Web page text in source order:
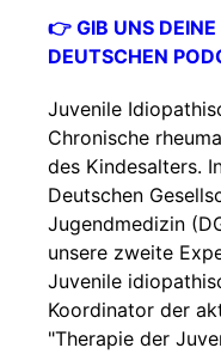
👉 GIB UNS
DEUTSCHEN
Juvenile
Chronische
des Kindesalters.
Deutschen
Jugendmedizin
unsere zweite
Juvenile
Koordinator der
"Therapie der